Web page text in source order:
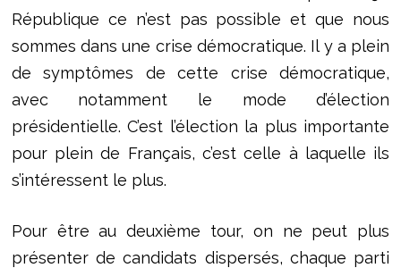
République ce n’est pas possible et que nous
sommes dans une crise démocratique. Il y a plein
de symptômes de cette crise démocratique,
avec notamment le mode d’élection
présidentielle. C’est l’élection la plus importante
pour plein de Français, c’est celle à laquelle ils
s’intéressent le plus.
Pour être au deuxième tour, on ne peut plus
présenter de candidats dispersés, chaque parti